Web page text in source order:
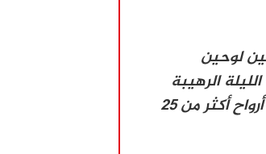
بين لوحين
الرهيبة
وكشفت عن أهوال الزلزال الذي دمر 14 محافظة في تركيا وسوريا، وحصد أرواح أكثر من 25